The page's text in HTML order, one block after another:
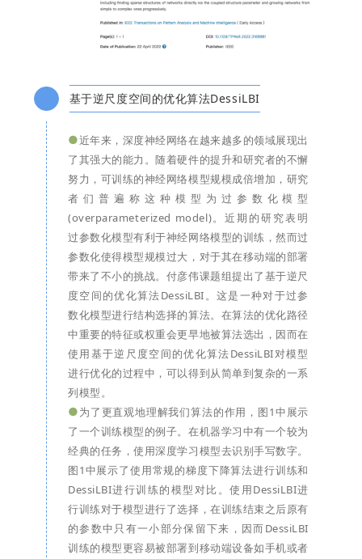
基于逆尺度空间的优化算法DessiLBI
●近年来，深度神经网络在越来越多的领域展现出
了其强大的能力。随着硬件的提升和研究者的不懈
努力，可训练的神经网络模型规模成倍增加，研究
者们普遍称这种模型为过参数化模型
(overparameterized model)。近期的研究表明
过参数化模型有利于神经网络模型的训练，然而过
参数化使得模型规模过大，对于其在移动端的部署
带来了不小的挑战。付彦伟课题组提出了基于逆尺
度空间的优化算法DessiLBI。这是一种对于过参
数化模型进行结构选择的算法。在算法的优化路径
中重要的特征或权重会更早地被算法选出，因而在
使用基于逆尺度空间的优化算法DessiLBI对模型
进行优化的过程中，可以得到从简单到复杂的一系
列模型。
●为了更直观地理解我们算法的作用，图1中展示
了一个训练模型的例子。在机器学习中有一个较为
经典的任务，使用深度学习模型去识别手写数字。
图1中展示了使用常规的梯度下降算法进行训练和
DessiLBI进行训练的模型对比。使用DessiLBI进
行训练对于模型进行了选择，在训练结束之后原有
的参数中只有一小部分保留下来，因而DessiLBI
训练的模型更容易被部署到移动端设备如手机或者